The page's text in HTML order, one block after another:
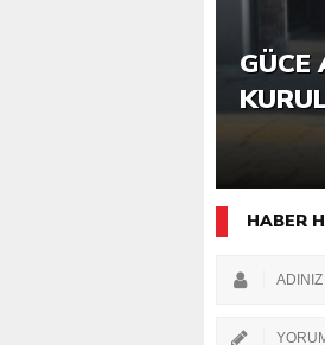
6.
GÜCE
HABER